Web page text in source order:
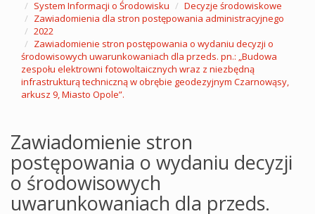
System Informacji o Środowisku
Decyzje środowiskowe
Zawiadomienia dla stron postępowania administracyjnego
2022
Zawiadomienie stron postępowania o wydaniu decyzji o
środowisowych uwarunkowaniach dla przeds. pn.: „Budowa
zespołu elektrowni fotowoltaicznych wraz z niezbędną
infrastrukturą techniczną w obrębie geodezyjnym Czarnowąsy,
arkusz 9, Miasto Opole”.
Zawiadomienie stron
postępowania o wydaniu decyzji
o środowisowych
uwarunkowaniach dla przeds.